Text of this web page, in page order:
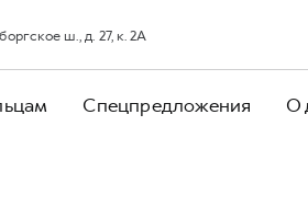
ш., д. 27, к. 2А
Спецпредложения О